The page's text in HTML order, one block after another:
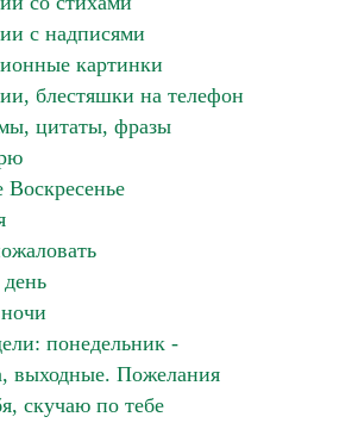
с надписями
картинки
блестяшки на телефон
цитаты, фразы
Воскресенье
понедельник -
выходные. Пожелания
скучаю по тебе